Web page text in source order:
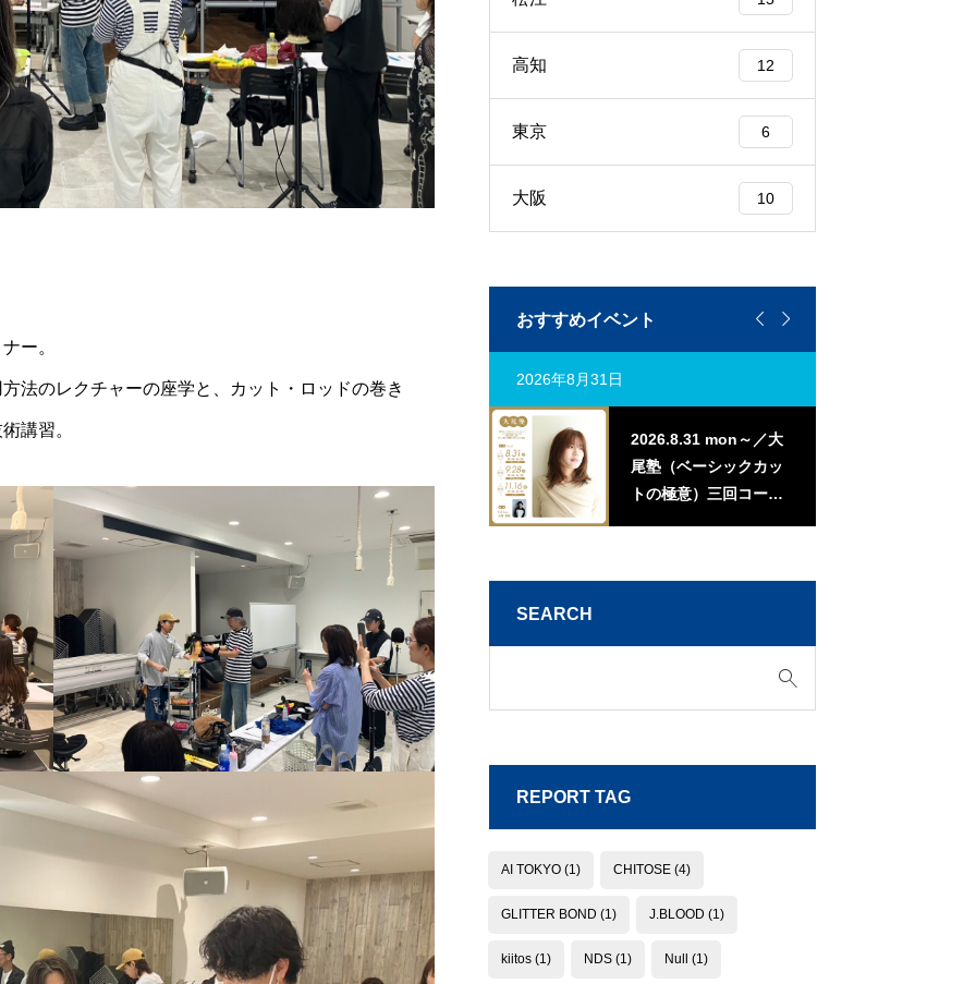
ー。
法のレクチャーの座学と、カット・ロッドの巻き
講習。
高知 12
東京 6
大阪 10
おすすめイベント  
2026年9月28日
OSE流デジパ活用術
【岡山】
2026年8月31日
2026.8.31 mon～／大
尾塾（ベーシックカッ
トの極意）三回コース
SEARCH
REPORT TAG
AI TOKYO (1) CHITOSE (4)
GLITTER BOND (1) J.BLOOD (1)
kiitos (1) NDS (1) Null (1)